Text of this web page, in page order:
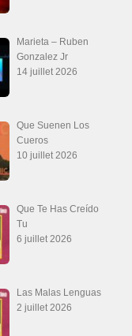
Marieta – Ruben
Gonzalez Jr
14 juillet 2026
Que Suenen Los
Cueros
10 juillet 2026
Que Te Has Creído
Tu
6 juillet 2026
Las Malas Lenguas
2 juillet 2026